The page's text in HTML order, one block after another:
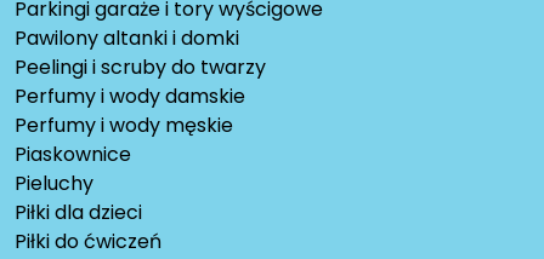
Parkingi garaże i tory wyścigowe
Pawilony altanki i domki
Peelingi i scruby do twarzy
Perfumy i wody damskie
Perfumy i wody męskie
Piaskownice
Pieluchy
Piłki dla dzieci
Piłki do ćwiczeń